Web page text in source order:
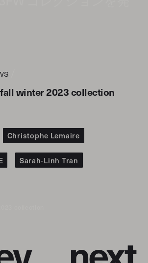
winter 2023 collection
Christophe Lemaire
Sarah-Linh Tran